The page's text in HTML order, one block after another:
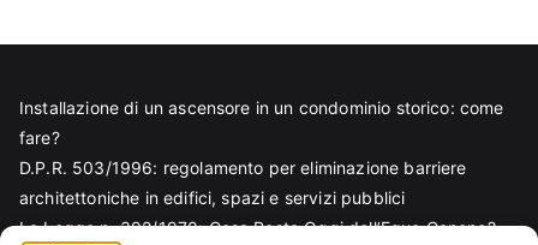
Installazione di un ascensore in un condominio storico: come
fare?
D.P.R. 503/1996: regolamento per eliminazione barriere
architettoniche in edifici, spazi e servizi pubblici
La Legge n. 392/1978: Cosa Resta Oggi dell’Equo Canone?